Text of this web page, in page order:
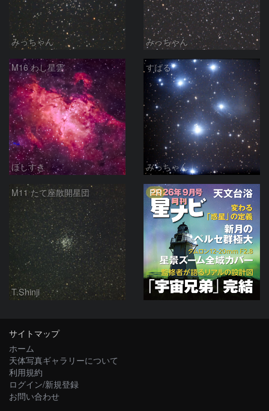
みっちゃん みっちゃん
M16 わし星雲
ほしすき
すばる
みっちゃん
M11 たて座散開星団
T.Shinji
PR
サイトマップ
ホーム
天体写真ギャラリーについて
利用規約
ログイン/新規登録
お問い合わせ